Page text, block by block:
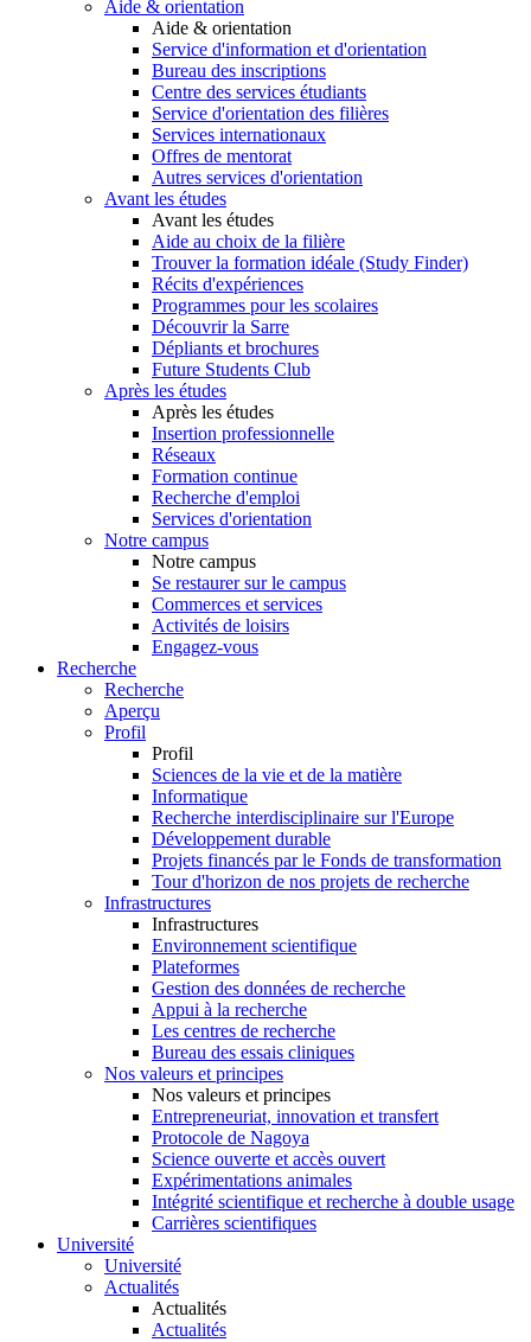
Aide & orientation
Aide & orientation
Service d'information et d'orientation
Bureau des inscriptions
Centre des services étudiants
Service d'orientation des filières
Services internationaux
Offres de mentorat
Autres services d'orientation
Avant les études
Avant les études
Aide au choix de la filière
Trouver la formation idéale (Study Finder)
Récits d'expériences
Programmes pour les scolaires
Découvrir la Sarre
Dépliants et brochures
Future Students Club
Après les études
Après les études
Insertion professionnelle
Réseaux
Formation continue
Recherche d'emploi
Services d'orientation
Notre campus
Notre campus
Se restaurer sur le campus
Commerces et services
Activités de loisirs
Engagez-vous
Recherche
Recherche
Aperçu
Profil
Profil
Sciences de la vie et de la matière
Informatique
Recherche interdisciplinaire sur l'Europe
Développement durable
Projets financés par le Fonds de transformation
Tour d'horizon de nos projets de recherche
Infrastructures
Infrastructures
Environnement scientifique
Plateformes
Gestion des données de recherche
Appui à la recherche
Les centres de recherche
Bureau des essais cliniques
Nos valeurs et principes
Nos valeurs et principes
Entrepreneuriat, innovation et transfert
Protocole de Nagoya
Science ouverte et accès ouvert
Expérimentations animales
Intégrité scientifique et recherche à double usage
Carrières scientifiques
Université
Université
Actualités
Actualités
Actualités